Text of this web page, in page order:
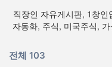
직장인 자유게시판, 1창
자동화, 주식, 미국주식,
전체 103